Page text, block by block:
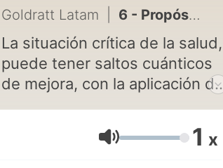
Goldratt Latam 6 - Propósito TOC Thinking
La situación crítica de la salud,
puede tener saltos cuánticos
de mejora, con la aplicación de
Joy, qué permite administrar
una clínica y/o hospital con el
Głośność 1 x